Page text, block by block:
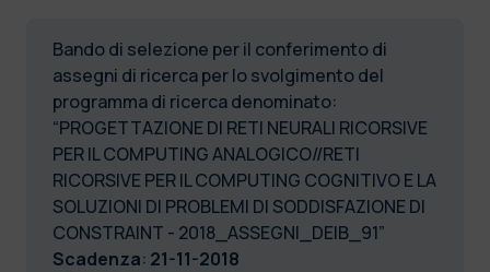
Bando di selezione per il conferimento di
assegni di ricerca per lo svolgimento del
programma di ricerca denominato:
“PROGETTAZIONE DI RETI NEURALI RICORSIVE
PER IL COMPUTING ANALOGICO//RETI
RICORSIVE PER IL COMPUTING COGNITIVO E LA
SOLUZIONI DI PROBLEMI DI SODDISFAZIONE DI
CONSTRAINT - 2018_ASSEGNI_DEIB_91”
Scadenza: 21-11-2018